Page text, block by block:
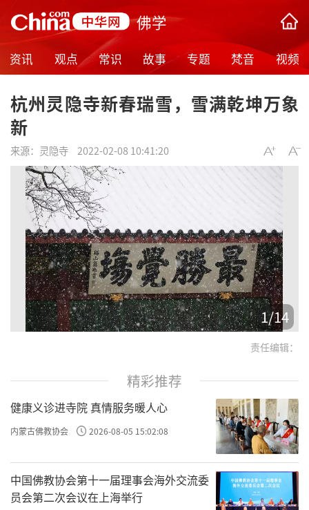
佛学
资讯 观点 常识 故事 专题 梵音 视频
杭州灵隐寺新春瑞雪，雪满乾坤万象
新
来源： 灵隐寺 2022-02-08 10:41:20
1/14
责任编辑：
精彩推荐
健康义诊进寺院 真情服务暖人心
内蒙古佛教协会 2026-08-05 15:02:08
中国佛教协会第十一届理事会海外交流委
员会第二次会议在上海举行